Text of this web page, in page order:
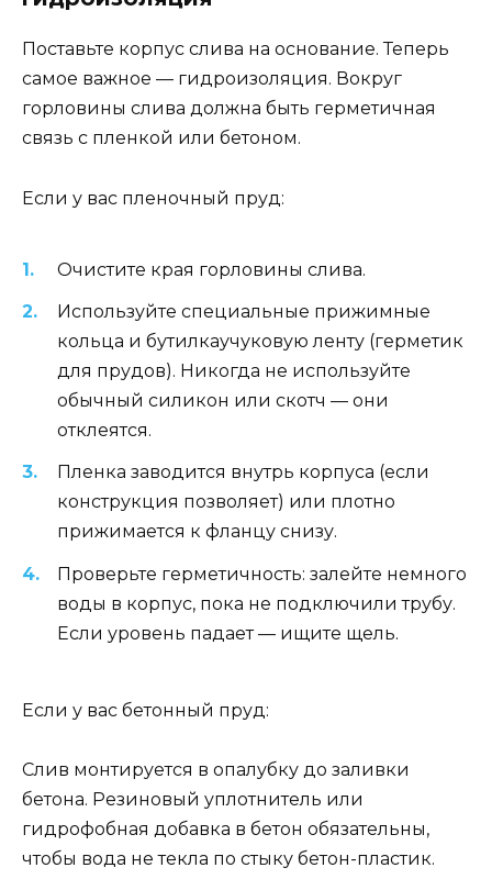
Поставьте корпус слива на основание. Теперь
самое важное — гидроизоляция. Вокруг
горловины слива должна быть герметичная
связь с пленкой или бетоном.
Если у вас пленочный пруд:
Очистите края горловины слива.
Используйте специальные прижимные
кольца и бутилкаучуковую ленту (герметик
для прудов). Никогда не используйте
обычный силикон или скотч — они
отклеятся.
Пленка заводится внутрь корпуса (если
конструкция позволяет) или плотно
прижимается к фланцу снизу.
Проверьте герметичность: залейте немного
воды в корпус, пока не подключили трубу.
Если уровень падает — ищите щель.
Если у вас бетонный пруд:
Слив монтируется в опалубку до заливки
бетона. Резиновый уплотнитель или
гидрофобная добавка в бетон обязательны,
чтобы вода не текла по стыку бетон-пластик.